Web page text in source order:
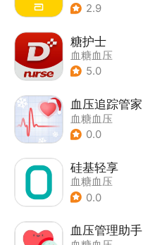
2.9
糖护士
血糖血压
5.0
血压追踪管家
血糖血压
0.0
硅基轻享
血糖血压
0.0
血压管理助手